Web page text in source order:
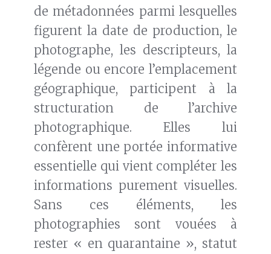
de métadonnées parmi lesquelles
figurent la date de production, le
photographe, les descripteurs, la
légende ou encore l’emplacement
géographique, participent à la
structuration de l’archive
photographique. Elles lui
confèrent une portée informative
essentielle qui vient compléter les
informations purement visuelles.
Sans ces éléments, les
photographies sont vouées à
rester « en quarantaine », statut